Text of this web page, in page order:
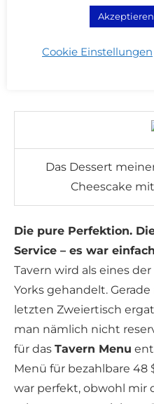
Mein Dessert:
Das Dessert
Cheescake
Die pure Perfektion.
Service – es war
Tavern wird als eines
Yorks gehandelt.
letzten Zweiertisch
man nämlich nicht
für das Tavern Menu
Menü für bezahlbare 48
war perfekt, obwohl mir
Akzeptieren
Cookie Einstellungen